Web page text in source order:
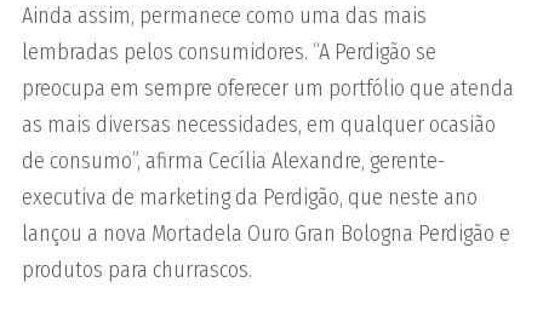
Ainda assim, permanece como uma das mais
lembradas pelos consumidores. “A Perdigão se
preocupa em sempre oferecer um portfólio que atenda
as mais diversas necessidades, em qualquer ocasião
de consumo”, afirma Cecília Alexandre, gerente-
executiva de marketing da Perdigão, que neste ano
lançou a nova Mortadela Ouro Gran Bologna Perdigão e
produtos para churrascos.